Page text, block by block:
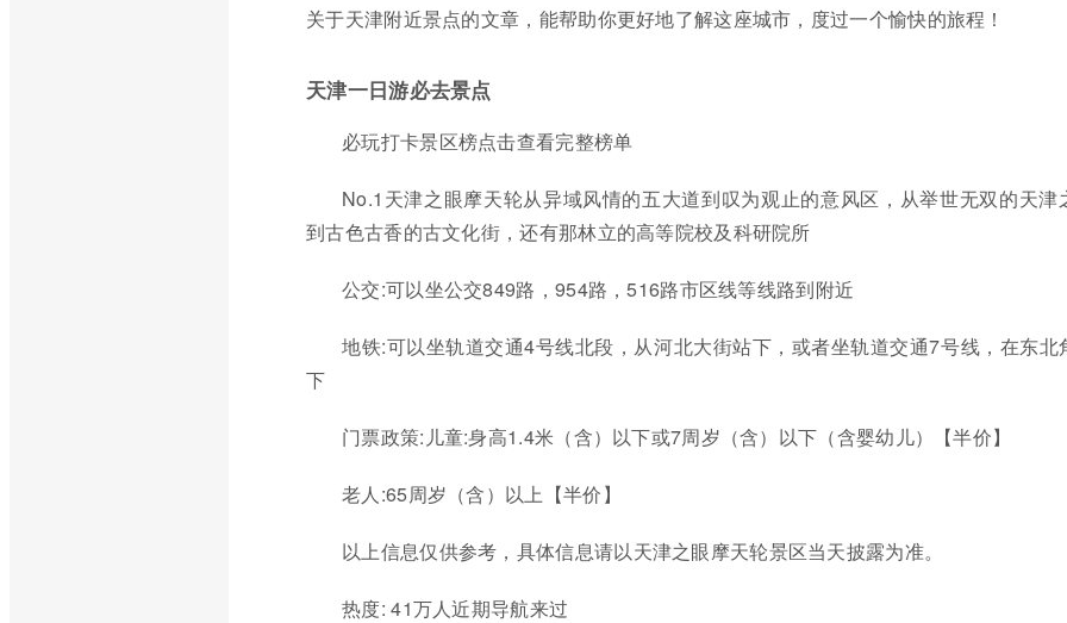
关于天津附近景点的文章，能帮助你更好地了解这座城市，度过一个愉快的旅程！
天津一日游必去景点
必玩打卡景区榜点击查看完整榜单
No.1天津之眼摩天轮从异域风情的五大道到叹为观止的意风区，从举世无双的天津
到古色古香的古文化街，还有那林立的高等院校及科研院所
公交:可以坐公交849路，954路，516路市区线等线路到附近
地铁:可以坐轨道交通4号线北段，从河北大街站下，或者坐轨道交通7号线，在东北
下
门票政策:儿童:身高1.4米（含）以下或7周岁（含）以下（含婴幼儿）【半价】
老人:65周岁（含）以上【半价】
以上信息仅供参考，具体信息请以天津之眼摩天轮景区当天披露为准。
热度: 41万人近期导航来过